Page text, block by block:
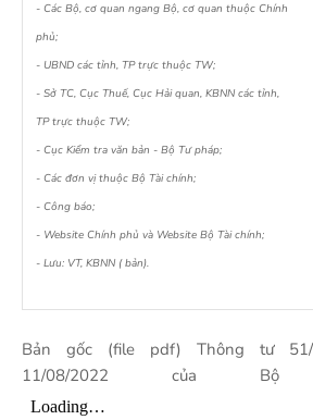
- Các Bộ, cơ quan ngang Bộ, cơ quan thuộc Chính
phủ;
- UBND các tỉnh, TP trực thuộc TW;
- Sở TC, Cục Thuế, Cục Hải quan, KBNN các tỉnh,
TP trực thuộc TW;
- Cục Kiểm tra văn bản - Bộ Tư pháp;
- Các đơn vị thuộc Bộ Tài chính;
- Công báo;
- Website Chính phủ và Website Bộ Tài chính;
- Lưu: VT, KBNN ( bản).
Bản gốc (file pdf) Thông tư 51/
11/08/2022 của